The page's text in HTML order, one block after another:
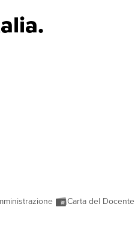
Carta del Docente